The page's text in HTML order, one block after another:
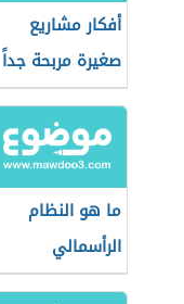
أفكار مشاريع
صغيرة مربحة جداً
وغير مكلفة
ما هو النظام
الرأسمالي